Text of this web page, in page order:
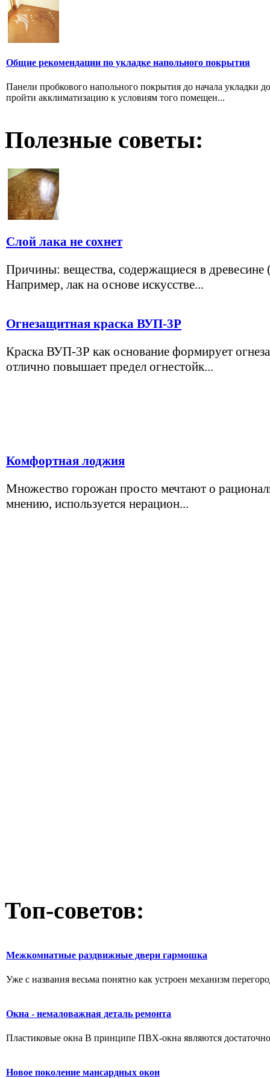
Общие рекомендации по укладке напольного покрытия
Панели пробкового напольного покрытия до начала укладки
пройти акклиматизацию к условиям того помещен...
Полезные советы:
Слой лака не сохнет
Причины: вещества, содержащиеся в древесине
Например, лак на основе искусстве...
Огнезащитная краска ВУП-3Р
Краска ВУП-3Р как основание формирует
отлично повышает предел огнестойк...
Комфортная лоджия
Множество горожан просто мечтают о
мнению, используется нерацион...
Топ-советов:
Межкомнатные раздвижные двери гармошка
Уже с названия весьма понятно как устроен механизм
Окна - немаловажная деталь ремонта
Пластиковые окна В принципе ПВХ-окна являются
Новое поколение мансардных окон